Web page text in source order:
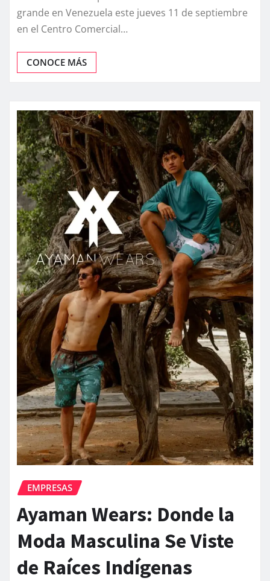
grande en Venezuela este jueves 11 de septiembre
en el Centro Comercial…
CONOCE MÁS
EMPRESAS
Ayaman Wears: Donde la
Moda Masculina Se Viste
de Raíces Indígenas